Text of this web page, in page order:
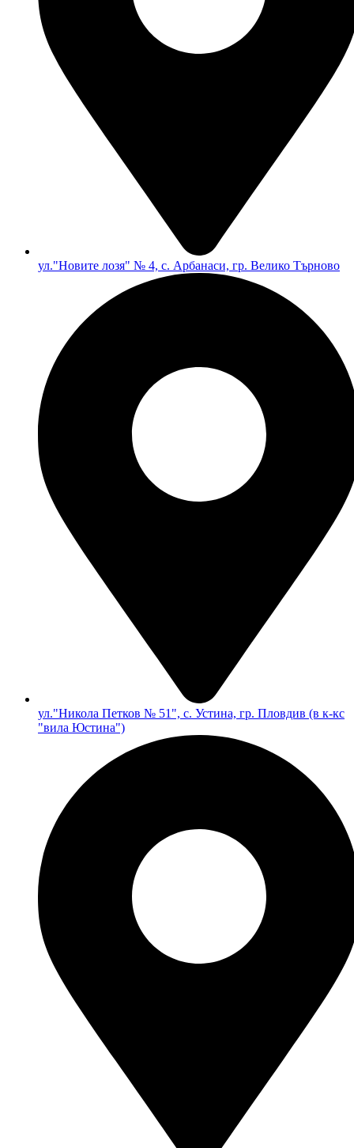
ул."Новите лозя" № 4, с. Арбанаси, гр. Велико Търново
ул."Никола Петков № 51", с. Устина, гр. Пловдив (в к-кс
"вила Юстина")